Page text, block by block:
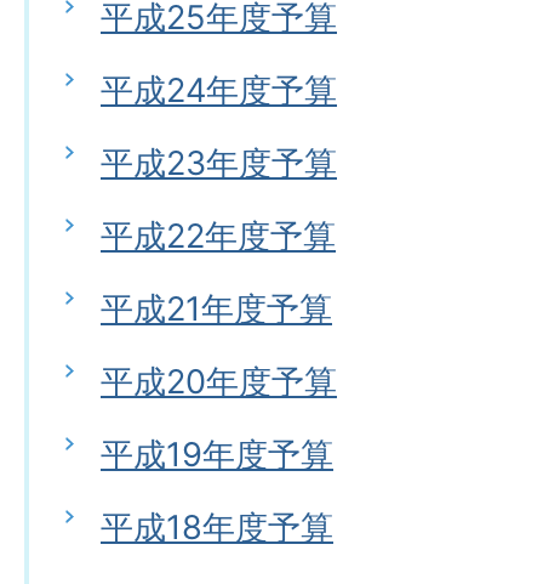
平成25年度予算
平成24年度予算
平成23年度予算
平成22年度予算
平成21年度予算
平成20年度予算
平成19年度予算
平成18年度予算